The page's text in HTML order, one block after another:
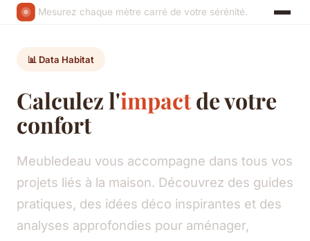
Mesurez chaque mètre carré de votre sérénité.
📊 Data Habitat
Calculez l'impactde votre
confort
Meubledeau vous accompagne dans tous vos
projets liés à la maison. Découvrez des guides
pratiques, des idées déco inspirantes et des
analyses approfondies pour aménager,